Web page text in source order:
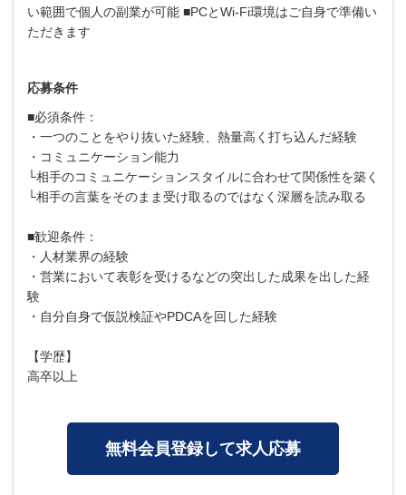
い範囲で個人の副業が可能 ■PCとWi-Fi環境はご自身で準備い
ただきます
応募条件
■必須条件：
・一つのことをやり抜いた経験、熱量高く打ち込んだ経験
・コミュニケーション能力
└相手のコミュニケーションスタイルに合わせて関係性を築く
└相手の言葉をそのまま受け取るのではなく深層を読み取る
■歓迎条件：
・人材業界の経験
・営業において表彰を受けるなどの突出した成果を出した経
験
・自分自身で仮説検証やPDCAを回した経験
【学歴】
高卒以上
無料会員登録して求人応募